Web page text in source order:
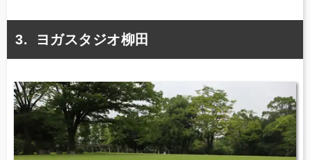
ヨガスタジオ柳田